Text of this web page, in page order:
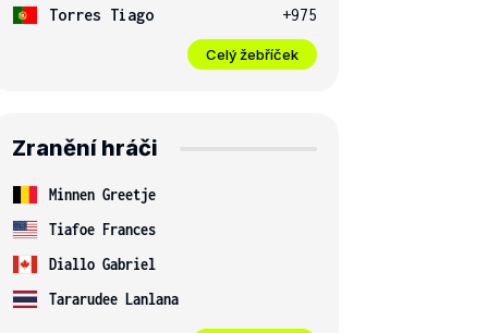
Torres Tiago
+975
Celý žebříček
Zranění hráči
Minnen Greetje
Tiafoe Frances
Diallo Gabriel
Tararudee Lanlana